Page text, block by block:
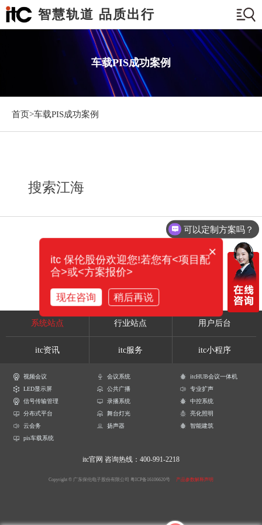
智慧轨道 品质出行
车载PIS成功案例
首页>车载PIS成功案例
搜索江海
系统站点 行业站点 用户后台
itc资讯 itc服务 itc小程序
视频会议 会议系统
itcHUB会议一体机
LED显示屏
公共广播
专业扩声
信号传输管理
录播系统
中控系统
分布式平台
舞台灯光
亮化照明
云会务
扬声器
智能建筑
pis车载系统
itc官网 咨询热线：400-991-2218
Copyright © 广东保伦电子股份有限公司 粤ICP备16106620号 产品参数解释声明
可以定制方案吗？
×
itc 保伦股份欢迎您!若您有<项目配
合>或<方案报价>
现在咨询 稍后再说